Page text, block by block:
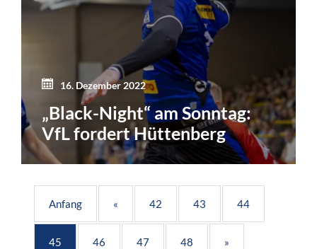
16. Dezember 2022
„Black-Night“ am Sonntag:
VfL fordert Hüttenberg
Anfang « 42 43 44
45 46 47 48 »